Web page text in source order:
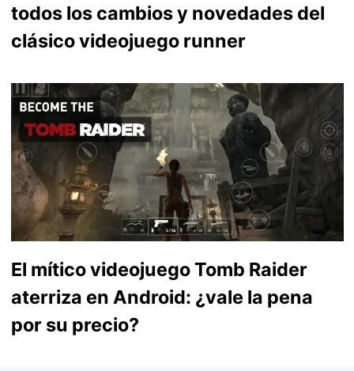
todos los cambios y novedades del
clásico videojuego runner
El mítico videojuego Tomb Raider
aterriza en Android: ¿vale la pena
por su precio?